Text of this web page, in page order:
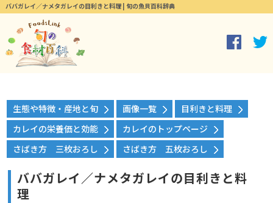
ババガレイ／ナメタガレイの目利きと料理 | 旬の魚貝百科辞典
生態や特徴・産地と旬 画像一覧
目利きと料理
カレイの栄養価と効能
カレイのトップページ
さばき方 三枚おろし
さばき方 五枚おろし
ババガレイ／ナメタガレイの目利きと料
理